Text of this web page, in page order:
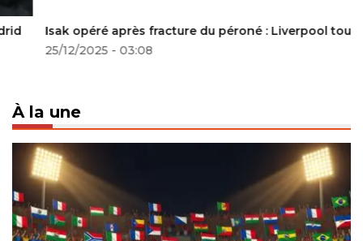
Isak opéré après fracture du péroné : Liverpool touché
25/12/2025 - 03:08
À la une